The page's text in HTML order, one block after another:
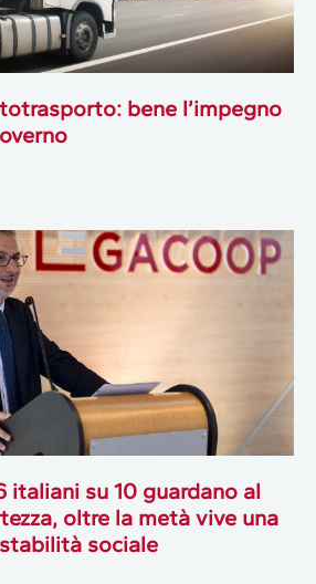
bene l’impegno
italiani su 10 guardano al
oltre la metà vive una
sociale